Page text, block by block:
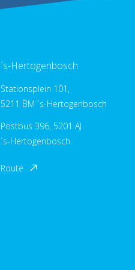
´s-Hertogenbosch
Stationsplein 101,
5211 BM ´s-Hertogenbosch
Postbus 396, 5201 AJ
´s-Hertogenbosch
Route